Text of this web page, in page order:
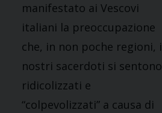
manifestato ai Vescovi
italiani la preoccupazione
che, in non poche regioni, i
nostri sacerdoti si sentono
ridicolizzati e
“colpevolizzati” a causa di